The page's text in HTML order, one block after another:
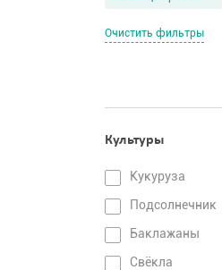
Очистить фильтры
Культуры
Кукуруза
Подсолнечник
Баклажаны
Свёкла